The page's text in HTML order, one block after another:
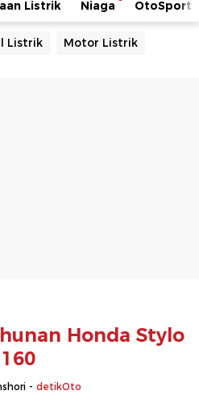
Listrik Niaga OtoSport
Listrik Motor Listrik
Honda Stylo
160
- detikOto